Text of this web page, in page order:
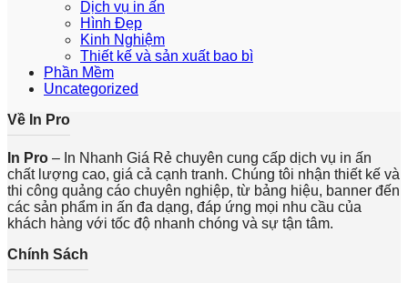
Dịch vụ in ấn
Hình Đẹp
Kinh Nghiệm
Thiết kế và sản xuất bao bì
Phần Mềm
Uncategorized
Về In Pro
In Pro – In Nhanh Giá Rẻ chuyên cung cấp dịch vụ in ấn
chất lượng cao, giá cả cạnh tranh. Chúng tôi nhận thiết kế và
thi công quảng cáo chuyên nghiệp, từ bảng hiệu, banner đến
các sản phẩm in ấn đa dạng, đáp ứng mọi nhu cầu của
khách hàng với tốc độ nhanh chóng và sự tận tâm.
Chính Sách